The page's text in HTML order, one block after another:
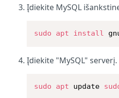
Įdiekite MySQL
sudo apt install
Įdiekite "MySQL" serverį.
sudo apt update